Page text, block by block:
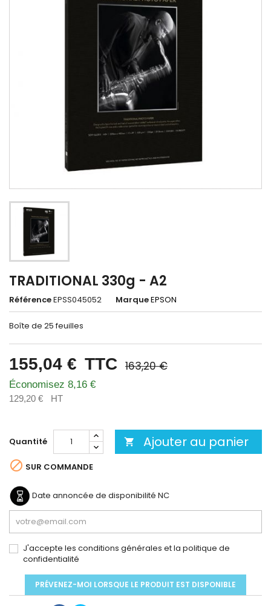
TRADITIONAL 330g - A2
RéférenceEPSS045052 MarqueEPSON
Boîte de 25 feuilles
155,04 € TTC 163,20 €
Économisez 8,16 €
129,20 € HT
Quantité  Ajouter au panier
 SUR COMMANDE
Date annoncée de disponibilité NC
J'accepte les conditions générales et la politique de
confidentialité
PRÉVENEZ-MOI LORSQUE LE PRODUIT EST DISPONIBLE